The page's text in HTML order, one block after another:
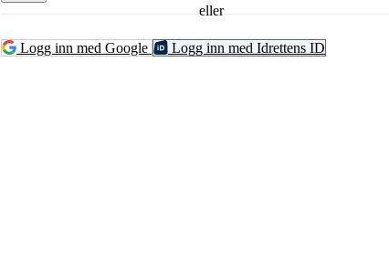
eller
Logg inn med Google Logg inn med Idrettens ID